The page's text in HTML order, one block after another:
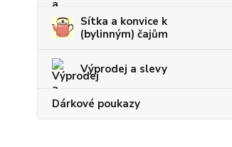
Sítka a konvice k
(bylinným) čajům
Výprodej a slevy
Dárkové poukazy